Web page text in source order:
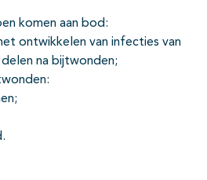
komen aan bod:
ontwikkelen van infecties van
na bijtwonden;